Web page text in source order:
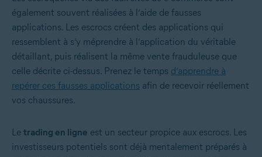
également souvent réalisées à l’aide de fausses
applications. Les escrocs créent des applications qui
ressemblent à s’y méprendre à l’application du véritable
détaillant, puis réalisent la même vente frauduleuse que
celle décrite ci-dessus. Prenez le temps d’apprendre à
repérer ces fausses applications afin de recevoir réellement
vos chaussures.
Le trading en ligne est un secteur propice aux escrocs. Les
investisseurs potentiels sont déjà mentalement préparés à